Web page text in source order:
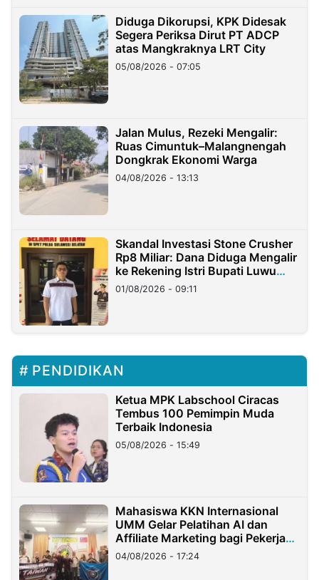
Diduga Dikorupsi, KPK Didesak
Segera Periksa Dirut PT ADCP
atas Mangkraknya LRT City
05/08/2026 - 07:05
Jalan Mulus, Rezeki Mengalir:
Ruas Cimuntuk–Malangnengah
Dongkrak Ekonomi Warga
04/08/2026 - 13:13
Skandal Investasi Stone Crusher
Rp8 Miliar: Dana Diduga Mengalir
ke Rekening Istri Bupati Luwu
Timur
01/08/2026 - 09:11
PENDIDIKAN
Ketua MPK Labschool Ciracas
Tembus 100 Pemimpin Muda
Terbaik Indonesia
05/08/2026 - 15:49
Mahasiswa KKN Internasional
UMM Gelar Pelatihan AI dan
Affiliate Marketing bagi Pekerja
Migran Indonesia di Taiwan
04/08/2026 - 17:24